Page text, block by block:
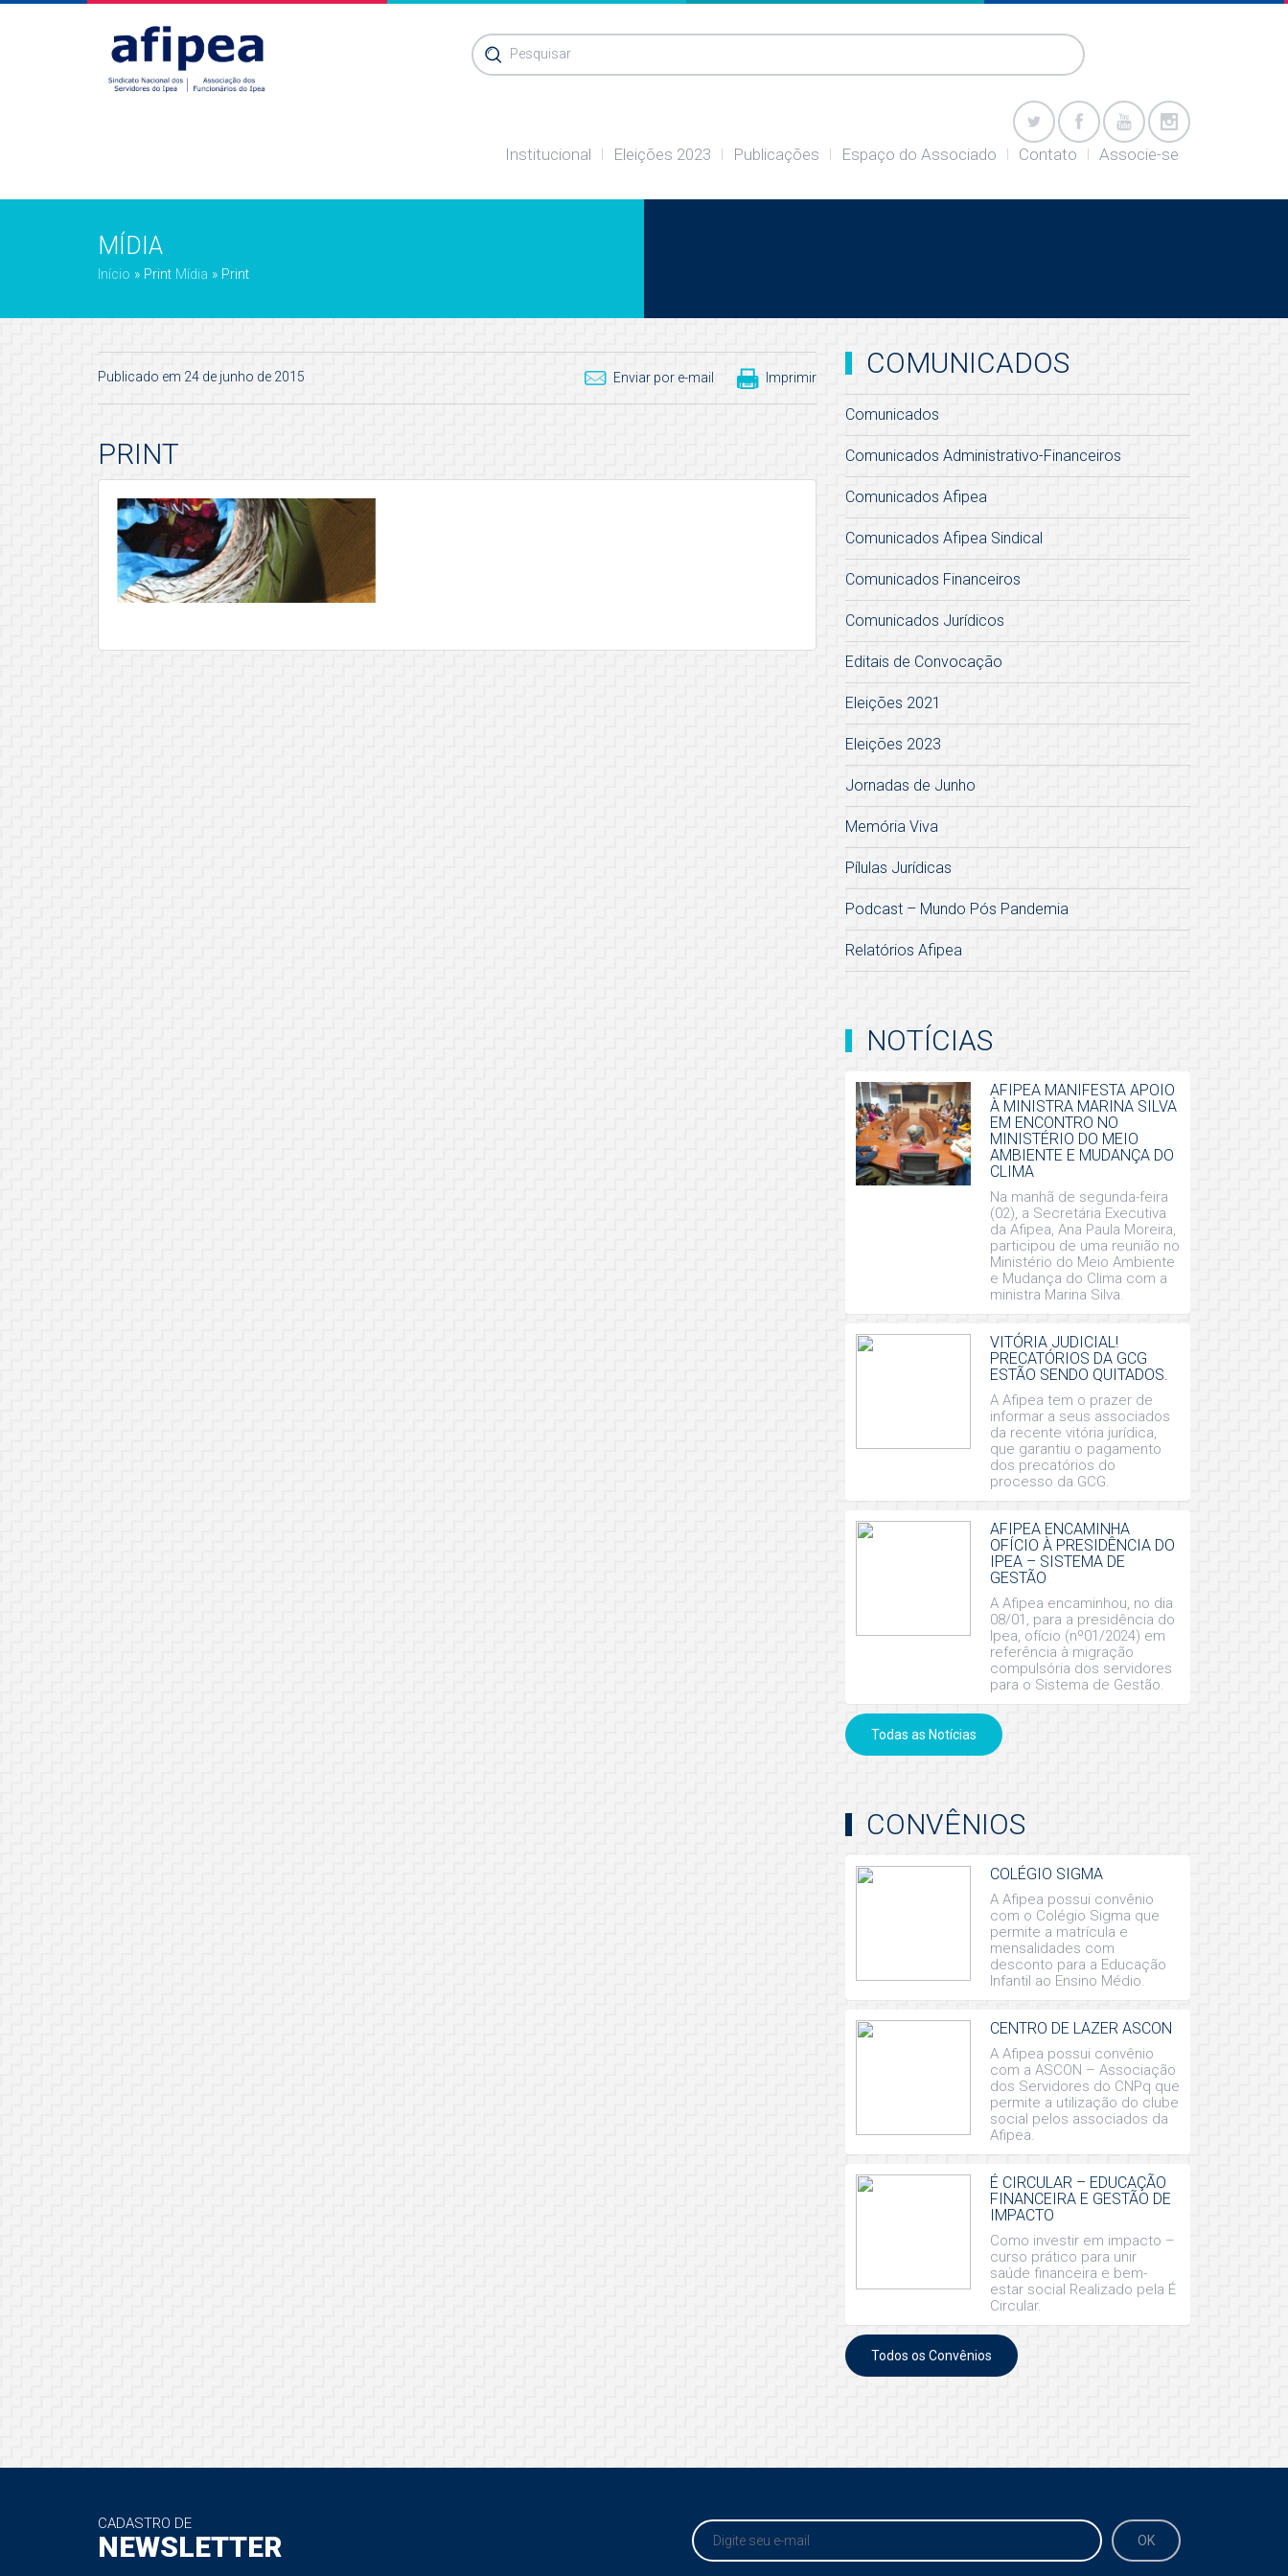
Pesquisar
Institucional Eleições 2023 Publicações Espaço do Associado Contato Associe-se
MÍDIA
Início » Print Mídia » Print
Publicado em 24 de junho de 2015 Enviar por e-mail Imprimir
PRINT
COMUNICADOS
Comunicados
Comunicados Administrativo-Financeiros
Comunicados Afipea
Comunicados Afipea Sindical
Comunicados Financeiros
Comunicados Jurídicos
Editais de Convocação
Eleições 2021
Eleições 2023
Jornadas de Junho
Memória Viva
Pílulas Jurídicas
Podcast – Mundo Pós Pandemia
Relatórios Afipea
NOTÍCIAS
AFIPEA MANIFESTA APOIO
À MINISTRA MARINA SILVA
EM ENCONTRO NO
MINISTÉRIO DO MEIO
AMBIENTE E MUDANÇA DO
CLIMA
Na manhã de segunda-feira
(02), a Secretária Executiva
da Afipea, Ana Paula Moreira,
participou de uma reunião no
Ministério do Meio Ambiente
e Mudança do Clima com a
ministra Marina Silva.
VITÓRIA JUDICIAL!
PRECATÓRIOS DA GCG
ESTÃO SENDO QUITADOS.
A Afipea tem o prazer de
informar a seus associados
da recente vitória jurídica,
que garantiu o pagamento
dos precatórios do
processo da GCG.
AFIPEA ENCAMINHA
OFÍCIO À PRESIDÊNCIA DO
IPEA – SISTEMA DE
GESTÃO
A Afipea encaminhou, no dia
08/01, para a presidência do
Ipea, ofício (nº01/2024) em
referência à migração
compulsória dos servidores
para o Sistema de Gestão.
Todas as Notícias
CONVÊNIOS
COLÉGIO SIGMA
A Afipea possui convênio
com o Colégio Sigma que
permite a matrícula e
mensalidades com
desconto para a Educação
Infantil ao Ensino Médio.
CENTRO DE LAZER ASCON
A Afipea possui convênio
com a ASCON – Associação
dos Servidores do CNPq que
permite a utilização do clube
social pelos associados da
Afipea.
É CIRCULAR – EDUCAÇÃO
FINANCEIRA E GESTÃO DE
IMPACTO
Como investir em impacto –
curso prático para unir
saúde financeira e bem-
estar social Realizado pela É
Circular.
Todos os Convênios
CADASTRO DE
NEWSLETTER